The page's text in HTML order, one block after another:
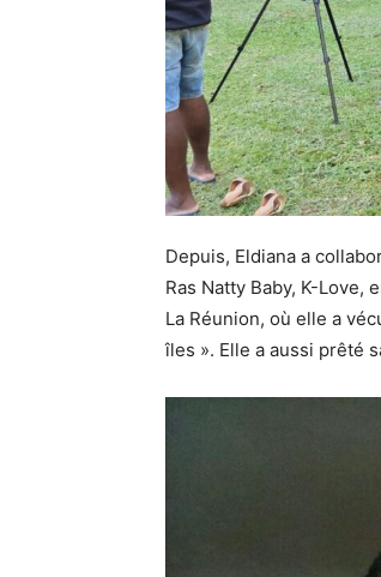
Depuis, Eldiana a
Ras Natty Baby, K-
La Réunion, où elle a
îles ». Elle a aussi prêté